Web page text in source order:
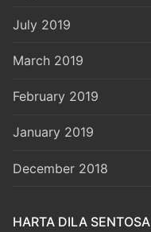
July 2019
March 2019
February 2019
January 2019
December 2018
HARTA DILA SENTOSA